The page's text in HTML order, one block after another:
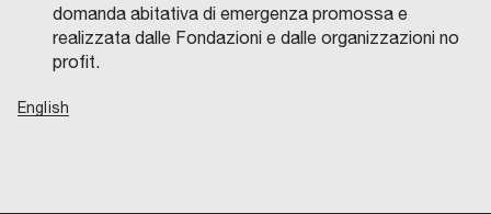
domanda abitativa di emergenza promossa e
realizzata dalle Fondazioni e dalle organizzazioni no
profit.
English